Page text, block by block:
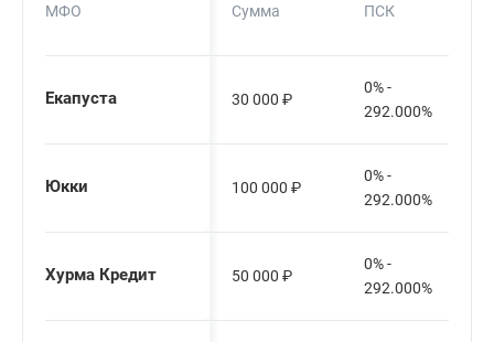
МФО Сумма ПСК
Екапуста 30 000 ₽
0% -
292.000%
Юкки 100 000 ₽
0% -
292.000%
Хурма Кредит 50 000 ₽
0% -
292.000%